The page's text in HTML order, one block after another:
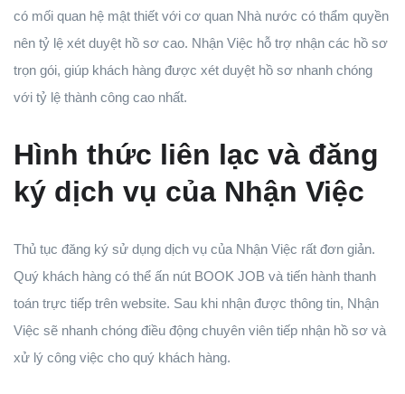
có mối quan hệ mật thiết với cơ quan Nhà nước có thẩm quyền
nên tỷ lệ xét duyệt hồ sơ cao. Nhận Việc hỗ trợ nhận các hồ sơ
trọn gói, giúp khách hàng được xét duyệt hồ sơ nhanh chóng
với tỷ lệ thành công cao nhất.
Hình thức liên lạc và đăng
ký dịch vụ của Nhận Việc
Thủ tục đăng ký sử dụng dịch vụ của Nhận Việc rất đơn giản.
Quý khách hàng có thể ấn nút BOOK JOB và tiến hành thanh
toán trực tiếp trên website. Sau khi nhận được thông tin, Nhận
Việc sẽ nhanh chóng điều động chuyên viên tiếp nhận hồ sơ và
xử lý công việc cho quý khách hàng.